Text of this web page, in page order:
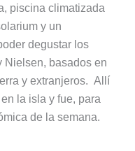
piscina climatizada
y un
degustar los
Nielsen, basados en
y extranjeros. Allí
la isla y fue, para
de la semana.